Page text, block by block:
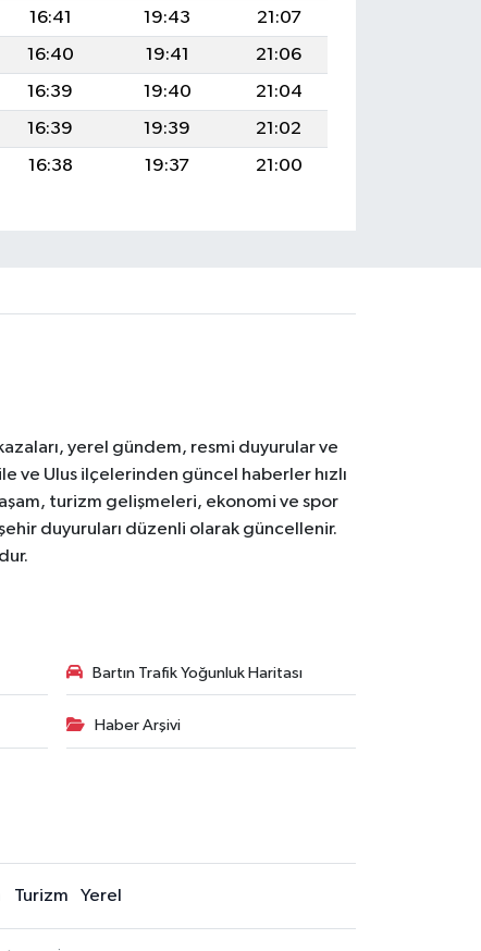
16:41 19:43
21:07
16:40 19:41
21:06
16:39 19:40
21:04
16:39 19:39
21:02
16:38 19:37 21:00
yerel gündem, resmi duyurular ve
ve Ulus ilçelerinden güncel haberler hızlı
turizm gelişmeleri, ekonomi ve spor
duyuruları düzenli olarak güncellenir.
Bartın Trafik Yoğunluk Haritası
Haber Arşivi
Turizm Yerel